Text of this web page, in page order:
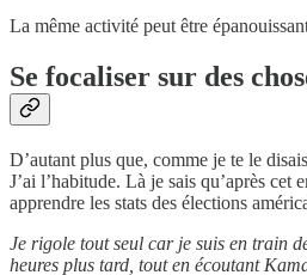
La même activité peut être
Se focaliser sur des
D’autant plus que, comme je te le
J’ai l’habitude. Là je sais qu’après cet
apprendre les stats des élections
Je rigole tout seul car je suis en train
heures plus tard, tout en écoutant